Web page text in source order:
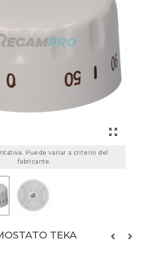
Puede variar a criterio del
fabricante.
TEKA